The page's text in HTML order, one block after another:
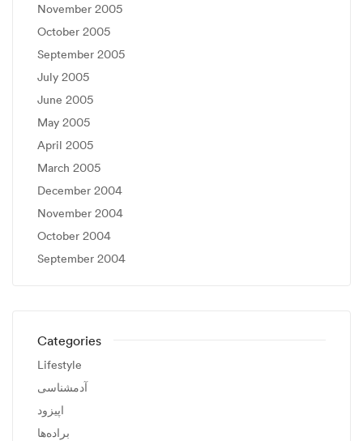
November 2005
October 2005
September 2005
July 2005
June 2005
May 2005
April 2005
March 2005
December 2004
November 2004
October 2004
September 2004
Categories
Lifestyle
آدمشناسی
اپیزود
براده‌ها